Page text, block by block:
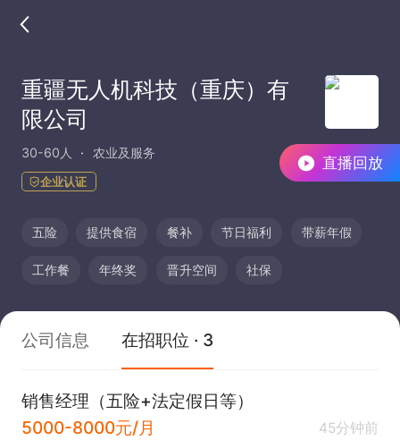
直播回放
重疆无人机科技（重庆）有
限公司
30-60人 农业及服务
企业认证
五险 提供食宿 餐补 节日福利 带薪年假
工作餐 年终奖 晋升空间 社保
公司信息 在招职位 · 3
销售经理（五险+法定假日等）
5000-8000元/月
45分钟前